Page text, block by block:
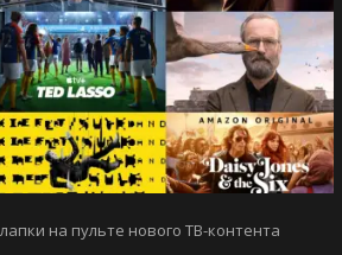
на пульте нового ТВ-контента